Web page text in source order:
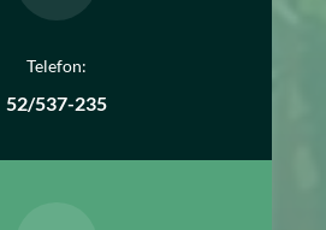
Telefon:
52/537-235